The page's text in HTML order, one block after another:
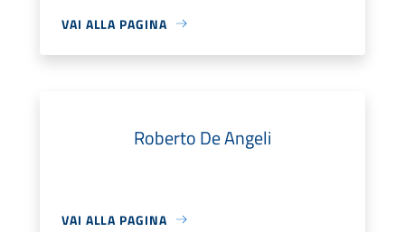
VAI ALLA PAGINA
Roberto De Angeli
VAI ALLA PAGINA